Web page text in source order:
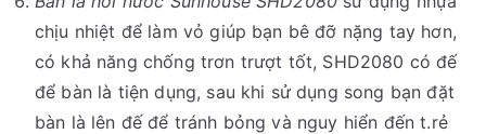
chịu nhiệt để làm vỏ giúp bạn bê đỡ nặng tay hơn,
có khả năng chống trơn trượt tốt, SHD2080 có đế
để bàn là tiện dụng, sau khi sử dụng song bạn đặt
bàn là lên đế để tránh bỏng và nguy hiển đến t.rẻ